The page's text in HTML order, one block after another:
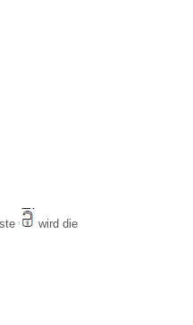
wird die